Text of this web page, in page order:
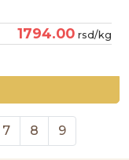
1794.00 rsd/kg
7 8 9